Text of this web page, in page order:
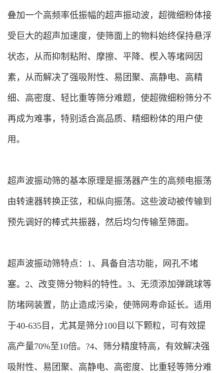
叠加一个高频率低振幅的超声振动波，超微细粉体接
受巨大的超声加速度，使筛面上的物料始终保持悬浮
状态，从而抑制粘附、摩擦、平降、楔入等堵网因
素，从而解决了强吸附性、易团聚、高静电、高精
细、高密度、轻比重等筛分难题，使超微细粉筛分不
再成为难事，特别适合高品质、精细粉体的用户使
用。
超声波振动筛的基本原理是振荡器产生的高频电振荡
由转速器转换正弦，和纵向振荡。这些波动被传输到
预先调好的棒式共振器，然后均匀传输至筛面。
超声波振动筛特点：1、具备自洁功能，网孔不堵
塞。2、改变筛分物料的特性。3、无须添加弹跳球等
防堵网装置，防止造成污染，使筛网寿命延长。适用
于40-635目，尤其是筛分100目以下颗粒，可有效提
高产量70%至10倍。?4、筛分精度特高，有效解决强
吸附性、易团聚、高静电、高密度、比重轻等筛分难